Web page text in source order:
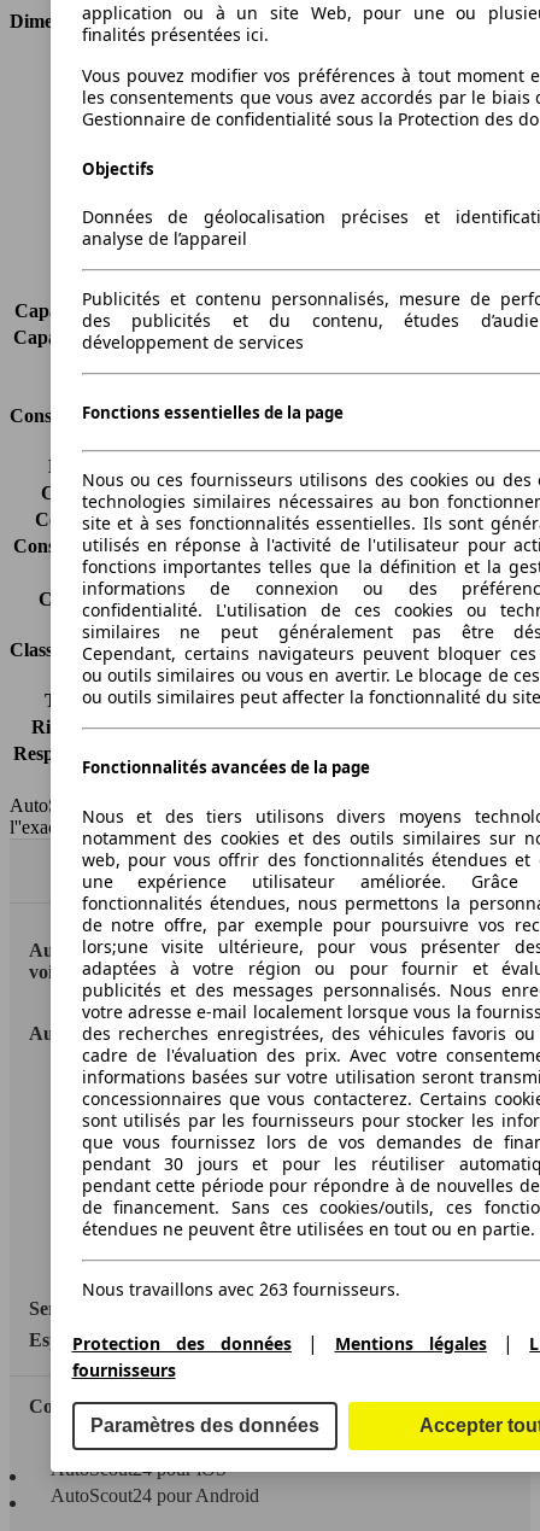
Dimensions
Longueur
4656 mm
Hauteur
1728 mm
Largeur
1860 mm
Poids maximum
Charge maximale
770 kg
Portes
Capacité de remorquage (sans freins) 750 kg
Capacité de remorquage (avec freins)
Consommation
Émissions de CO2*
Consommation (ville)
12.7 l/100km
Consommation (route)
7.5 l/100km
Consommation (combinée)* 9.4 l/100km
Classe d'émissions
Euro 4
Capacité du réservoir
83 l
Classes d'assurance
Tous risques
-
Risques partiels
-
Responsabilité civile
HSN/TSN
MRE16x6Hxxxx/JK09A6
AutoScout24 France SAS décline toute responsabilité concernant
l''exactitude des indications fournies.
Haut
AutoScout24: la plus grande plateforme en ligne de
voitures en Europe
AutoScout24
A propos d'AutoScout24
Conditions d'utilisation
Informations légales
Protection des données
Service
Espace Pro
Contact
AutoScout24 pour iOS
AutoScout24 pour Android
application ou à un site Web, pour une ou
finalités présentées ici.
Vous pouvez modifier vos préférences à tout moment
les consentements que vous avez accordés par le biais
Gestionnaire de confidentialité sous la Protection des
Objectifs
Données de géolocalisation précises et
analyse de l’appareil
Publicités et contenu personnalisés, mesure de
des publicités et du contenu, études
développement de services
Fonctions essentielles de la page
Nous ou ces fournisseurs utilisons des cookies ou des
technologies similaires nécessaires au bon
site et à ses fonctionnalités essentielles. Ils sont
utilisés en réponse à l'activité de l'utilisateur pour
fonctions importantes telles que la définition et la
informations de connexion ou des
confidentialité. L'utilisation de ces cookies ou
similaires ne peut généralement pas être
Cependant, certains navigateurs peuvent bloquer ces
ou outils similaires ou vous en avertir. Le blocage de
ou outils similaires peut affecter la fonctionnalité du
Fonctionnalités avancées de la page
Nous et des tiers utilisons divers moyens
notamment des cookies et des outils similaires sur
web, pour vous offrir des fonctionnalités étendues et
une expérience utilisateur améliorée.
fonctionnalités étendues, nous permettons la
de notre offre, par exemple pour poursuivre vos
lors;une visite ultérieure, pour vous présenter
adaptées à votre région ou pour fournir et
publicités et des messages personnalisés. Nous
votre adresse e-mail localement lorsque vous la
des recherches enregistrées, des véhicules favoris
cadre de l'évaluation des prix. Avec votre
informations basées sur votre utilisation seront
concessionnaires que vous contacterez. Certains
sont utilisés par les fournisseurs pour stocker les
que vous fournissez lors de vos demandes de
pendant 30 jours et pour les réutiliser
pendant cette période pour répondre à de nouvelles
de financement. Sans ces cookies/outils, ces
étendues ne peuvent être utilisées en tout ou en partie.
Nous travaillons avec 263 fournisseurs.
Protection des données | Mentions légales|
fournisseurs
Paramètres des données Accepter